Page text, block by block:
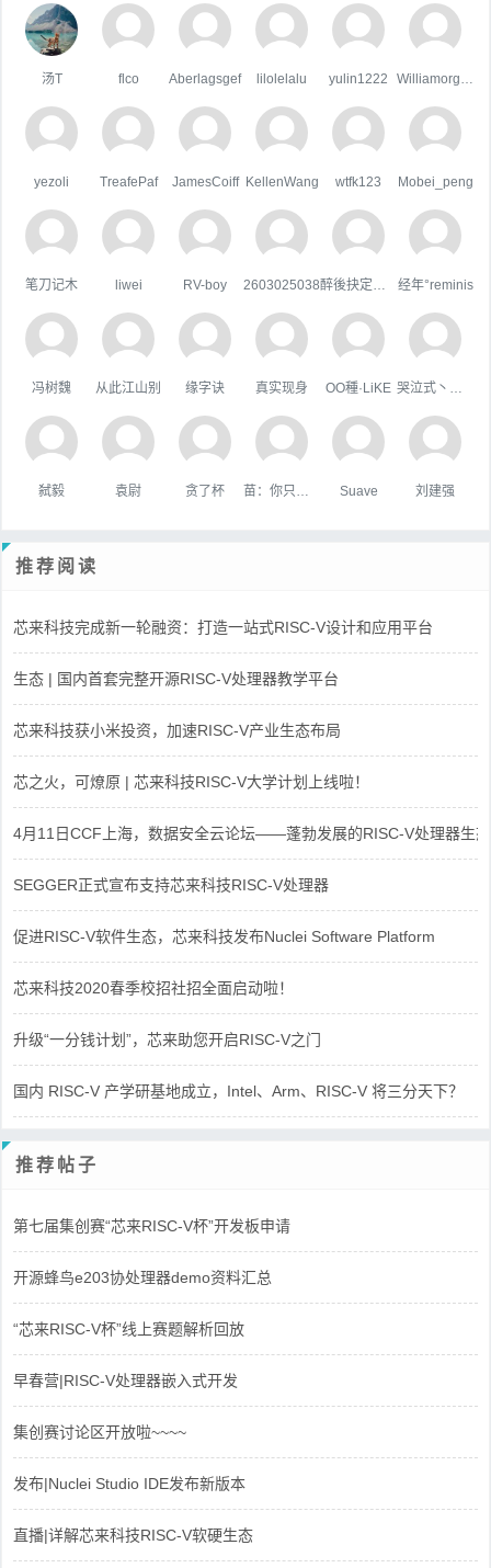
汤T flco Aberlagsgef lilolelalu yulin1222
yezoli TreafePaf JamesCoiff KellenWang wtfk123 Mobei_peng
笔刀记木 liwei RV-boy 2603025038 经年°reminis
冯树魏 从此江山别 缘字诀 真实现身 OO種·LiKE
弑毅 袁尉 贪了杯 Suave 刘建强
推荐阅读
芯来科技完成新一轮融资：打造一站式RISC-V设计和应用平台
生态 | 国内首套完整开源RISC-V处理器教学平台
芯来科技获小米投资，加速RISC-V产业生态布局
芯之火，可燎原 | 芯来科技RISC-V大学计划上线啦！
4月11日CCF上海，数据安全云论坛——蓬勃发展的RISC-V处理器生态
SEGGER正式宣布支持芯来科技RISC-V处理器
促进RISC-V软件生态，芯来科技发布Nuclei Software Platform
芯来科技2020春季校招社招全面启动啦！
升级“一分钱计划”，芯来助您开启RISC-V之门
国内 RISC-V 产学研基地成立，Intel、Arm、RISC-V 将三分天下？
推荐帖子
第七届集创赛“芯来RISC-V杯”开发板申请
开源蜂鸟e203协处理器demo资料汇总
“芯来RISC-V杯”线上赛题解析回放
早春营|RISC-V处理器嵌入式开发
集创赛讨论区开放啦~~~~
发布|Nuclei Studio IDE发布新版本
直播|详解芯来科技RISC-V软硬生态